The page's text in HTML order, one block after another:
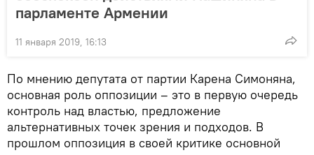
парламенте Армении
11 января 2019, 16:13
По мнению депутата от партии Карена Симоняна,
основная роль оппозиции – это в первую очередь
контроль над властью, предложение
альтернативных точек зрения и подходов. В
прошлом оппозиция в своей критике основной